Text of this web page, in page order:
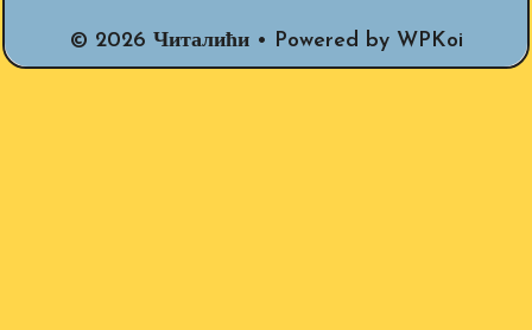
© 2026 Читалићи• Powered by WPKoi